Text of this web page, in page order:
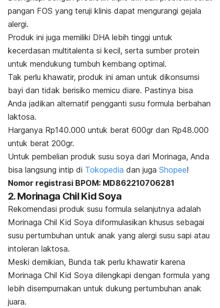
pangan FOS yang teruji klinis dapat mengurangi gejala
alergi.
Produk ini juga memiliki DHA lebih tinggi untuk
kecerdasan multitalenta si kecil, serta sumber protein
untuk mendukung tumbuh kembang optimal.
Tak perlu khawatir, produk ini aman untuk dikonsumsi
bayi dan tidak berisiko memicu diare. Pastinya bisa
Anda jadikan alternatif pengganti susu formula berbahan
laktosa.
Harganya Rp140.000 untuk berat 600gr dan Rp48.000
untuk berat 200gr.
Untuk pembelian produk susu soya dari Morinaga, Anda
bisa langsung intip di Tokopedia dan juga Shopee!
Nomor registrasi BPOM: MD862210706281
2. Morinaga Chil Kid Soya
Rekomendasi produk susu formula selanjutnya adalah
Morinaga Chil Kid Soya diformulasikan khusus sebagai
susu pertumbuhan untuk anak yang alergi susu sapi atau
intoleran laktosa.
Meski demikian, Bunda tak perlu khawatir karena
Morinaga Chil Kid Soya dilengkapi dengan formula yang
lebih disempurnakan untuk dukung pertumbuhan anak
juara.